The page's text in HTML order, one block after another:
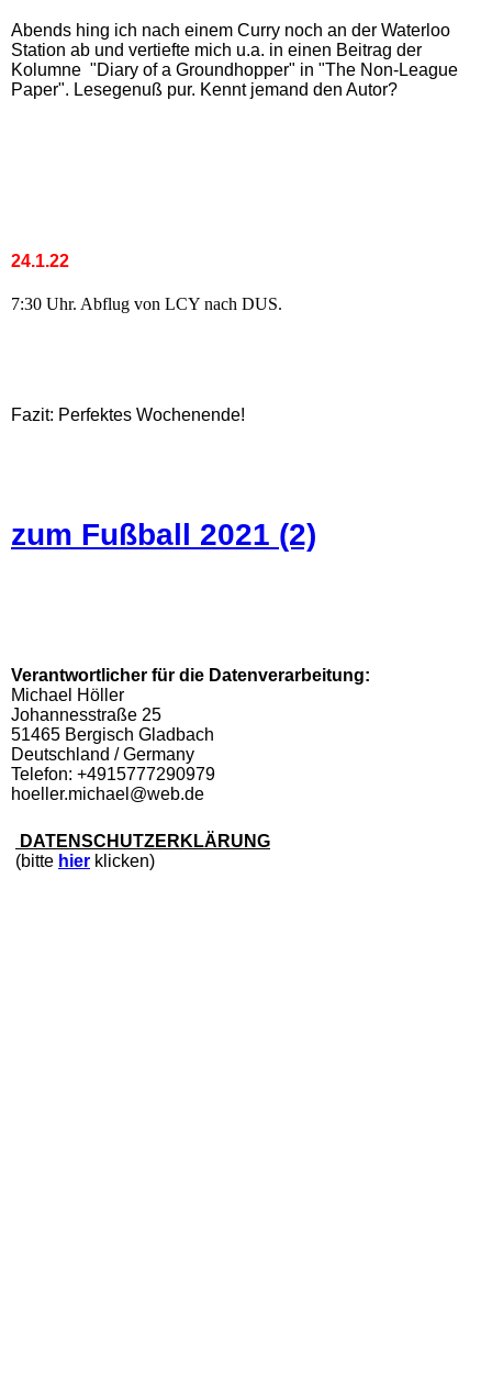
Abends hing ich nach einem Curry noch an der Waterloo
Station ab und vertiefte mich u.a. in einen Beitrag der
Kolumne "Diary of a Groundhopper" in "The Non-League
Paper". Lesegenuß pur. Kennt jemand den Autor?
24.1.22
7:30 Uhr. Abflug von LCY nach DUS.
Fazit: Perfektes Wochenende!
zum Fußball 2021 (2)
Verantwortlicher für die Datenverarbeitung:
Michael Höller
Johannesstraße 25
51465 Bergisch Gladbach
Deutschland / Germany
Telefon: +4915777290979
hoeller.michael@web.de
DATENSCHUTZERKLÄRUNG
(bitte hier klicken)